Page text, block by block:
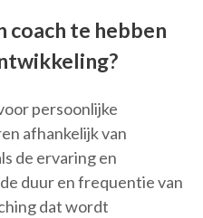
coach te hebben
persoonlijke
afhankelijk van
de ervaring en
duur en frequentie van
dat wordt